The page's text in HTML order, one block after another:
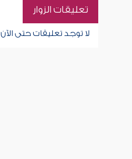
تعليقات الزوار
لا توجد تعليقات حتى الآن